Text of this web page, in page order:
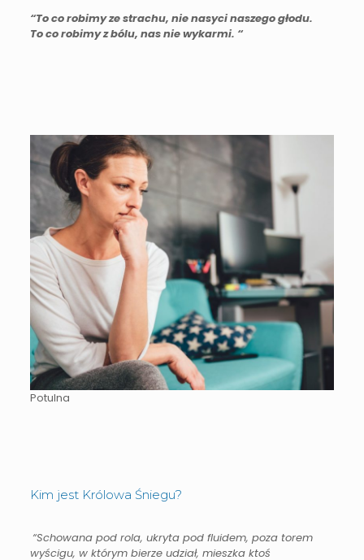
“To co robimy ze strachu, nie nasyci naszego głodu.
To co robimy z bólu, nas nie wykarmi. “
Potulna
Kim jest Królowa Śniegu?
“Schowana pod rola, ukryta pod fluidem, poza torem
wyścigu, w którym bierze udział, mieszka ktoś